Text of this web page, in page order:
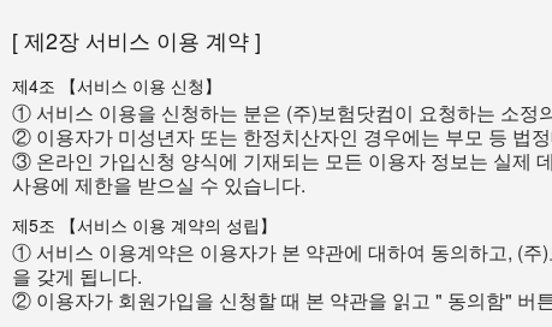
[ 제2장 서비스 이용 계약 ]
제4조 【서비스 이용 신청】
① 서비스 이용을 신청하는 분은 (주)보험닷컴이 요청하는 소정
② 이용자가 미성년자 또는 한정치산자인 경우에는 부모 등 법
③ 온라인 가입신청 양식에 기재되는 모든 이용자 정보는 실제
사용에 제한을 받으실 수 있습니다.
제5조 【서비스 이용 계약의 성립】
① 서비스 이용계약은 이용자가 본 약관에 대하여 동의하고, (
을 갖게 됩니다.
② 이용자가 회원가입을 신청할 때 본 약관을 읽고 " 동의함" 버